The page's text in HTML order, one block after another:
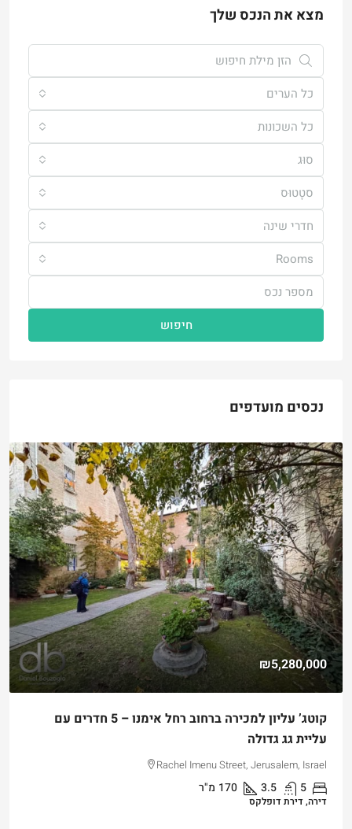
מצא את הנכס שלך
כל הערים
כל השכונות
סוּג
סטָטוּס
חדרי שינה
Rooms
חיפוש
נכסים מועדפים
₪5,280,000
קוטג’ עליון למכירה ברחוב רחל אימנו – 5 חדרים עם
עליית גג גדולה
Rachel Imenu Street, Jerusalem, Israel
5
3.5
170 מ"ר
דירה, דירת דופלקס